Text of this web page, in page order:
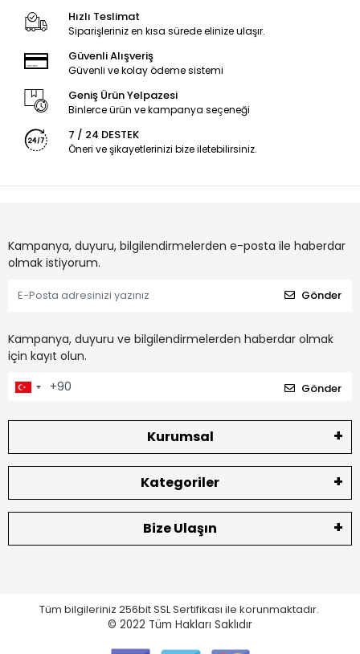
Hızlı Teslimat
Siparişleriniz en kısa sürede elinize ulaşır.
Güvenli Alışveriş
Güvenli ve kolay ödeme sistemi
Geniş Ürün Yelpazesi
Binlerce ürün ve kampanya seçeneği
7 / 24 DESTEK
Öneri ve şikayetlerinizi bize iletebilirsiniz.
Kampanya, duyuru, bilgilendirmelerden e-posta ile haberdar
olmak istiyorum.
Gönder
Kampanya, duyuru ve bilgilendirmelerden haberdar olmak
için kayıt olun.
Gönder
Kurumsal
Kategoriler
Bize Ulaşın
Tüm bilgileriniz 256bit SSL Sertifikası ile korunmaktadır.
© 2022 Tüm Hakları Saklıdır